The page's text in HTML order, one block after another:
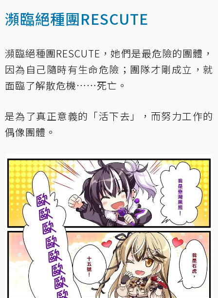
瀕臨絕種團RESCUTE
瀕臨絕種團RESCUTE，她們是最危險的團體，
因為自己隨時有生命危險；團隊才剛成立，就
面臨了解散危機……死亡。
是為了真正意義的「活下去」，而努力工作的
偶像團體。